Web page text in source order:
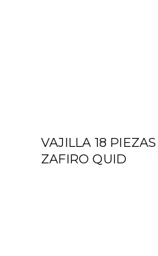
VAJILLA 18
ZAFIRO QUID